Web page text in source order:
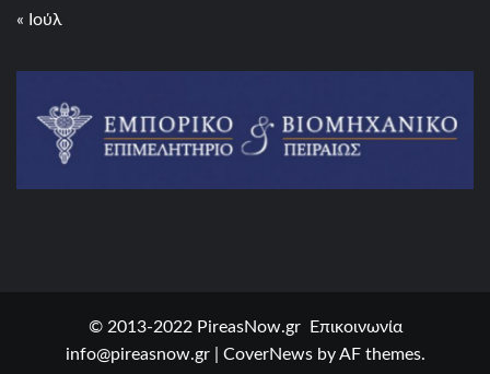
« Ιούλ
© 2013-2022 PireasNow.gr Επικοινωνία
info@pireasnow.gr
CoverNewsby AF themes.